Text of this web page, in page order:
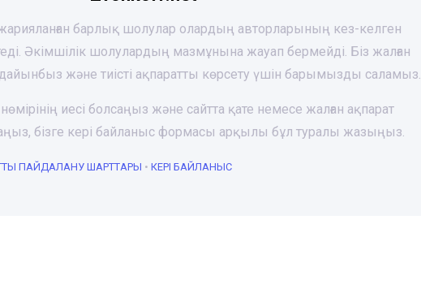
барлық шолулар олардың авторларының кез-келген
Әкімшілік шолулардың мазмұнына жауап бермейді. Біз жалған
және тиісті ақпаратты көрсету үшін барымызды саламыз.
иесі болсаңыз және сайтта қате немесе жалған ақпарат
бізге кері байланыс формасы арқылы бұл туралы жазыңыз.
ПАЙДАЛАНУ ШАРТТАРЫ • КЕРІ БАЙЛАНЫС